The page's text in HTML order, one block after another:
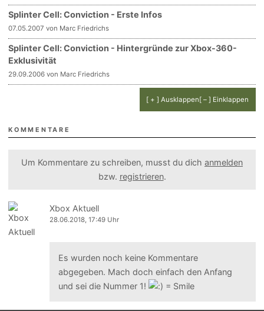
Splinter Cell: Conviction - Erste Infos
07.05.2007 von Marc Friedrichs
Splinter Cell: Conviction - Hintergründe zur Xbox-360-
Exklusivität
29.09.2006 von Marc Friedrichs
[ + ] Ausklappen[ – ] Einklappen
KOMMENTARE
Um Kommentare zu schreiben, musst du dich anmelden
bzw. registrieren.
Xbox Aktuell
28.06.2018, 17:49 Uhr
Es wurden noch keine Kommentare
abgegeben. Mach doch einfach den Anfang
und sei die Nummer 1!